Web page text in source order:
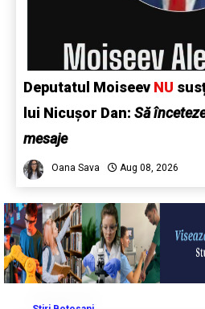
Deputatul Moiseev NU
lui Nicușor Dan: Să
mesaje
Oana Sava Aug 08, 2026